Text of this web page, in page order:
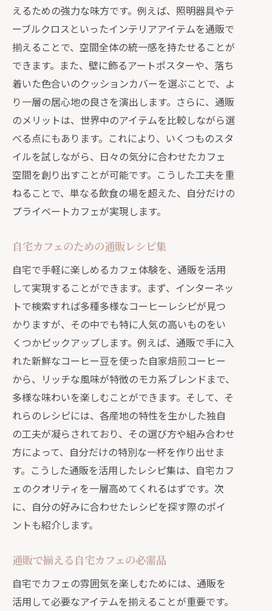
えるための強力な味方です。例えば、照明器具やテ
ーブルクロスといったインテリアアイテムを通販で
揃えることで、空間全体の統一感を持たせることが
できます。また、壁に飾るアートポスターや、落ち
着いた色合いのクッションカバーを選ぶことで、よ
り一層の居心地の良さを演出します。さらに、通販
のメリットは、世界中のアイテムを比較しながら選
べる点にもあります。これにより、いくつものスタ
イルを試しながら、日々の気分に合わせたカフェ
空間を創り出すことが可能です。こうした工夫を重
ねることで、単なる飲食の場を超えた、自分だけの
プライベートカフェが実現します。
自宅カフェのための通販レシピ集
自宅で手軽に楽しめるカフェ体験を、通販を活用
して実現することができます。まず、インターネッ
トで検索すれば多種多様なコーヒーレシピが見つ
かりますが、その中でも特に人気の高いものをい
くつかピックアップします。例えば、通販で手に入
れた新鮮なコーヒー豆を使った自家焙煎コーヒー
から、リッチな風味が特徴のモカ系ブレンドまで、
多様な味わいを楽しむことができます。そして、そ
れらのレシピには、各産地の特性を生かした独自
の工夫が凝らされており、その選び方や組み合わせ
方によって、自分だけの特別な一杯を作り出せま
す。こうした通販を活用したレシピ集は、自宅カフ
ェのクオリティを一層高めてくれるはずです。次
に、自分の好みに合わせたレシピを探す際のポイ
ントも紹介します。
通販で揃える自宅カフェの必需品
自宅でカフェの雰囲気を楽しむためには、通販を
活用して必要なアイテムを揃えることが重要です。